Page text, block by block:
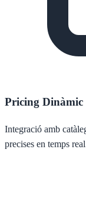
Pricing Dinàmic
Integració amb
precises en temps